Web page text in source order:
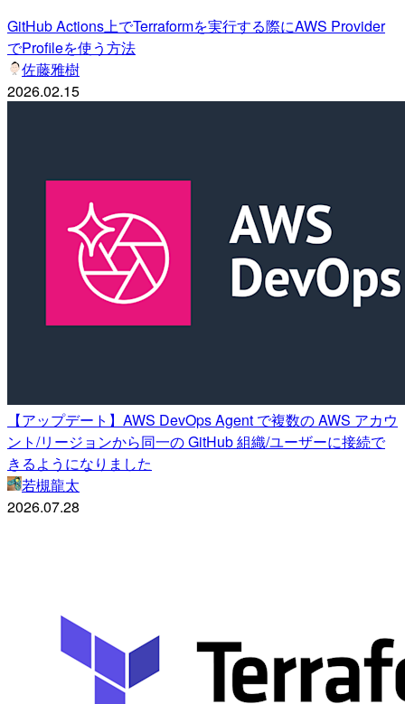
GitHub Actions上でTerraformを実行する際にAWS Provider
でProfileを使う方法
佐藤雅樹
2026.02.15
【アップデート】AWS DevOps Agent で複数の AWS アカウ
ント/リージョンから同一の GitHub 組織/ユーザーに接続で
きるようになりました
若槻龍太
2026.07.28